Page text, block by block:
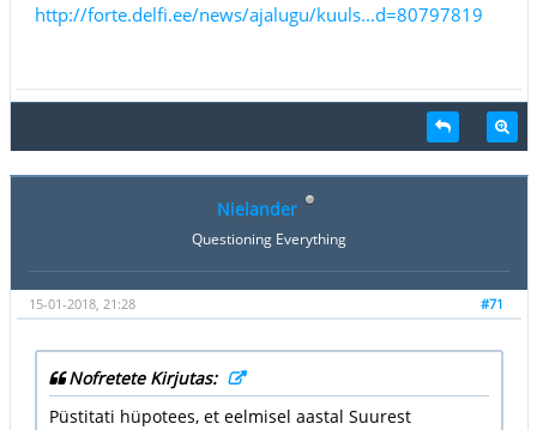
http://forte.delfi.ee/news/ajalugu/kuuls...d=80797819
Nielander
Questioning Everything
#71
15-01-2018, 21:28
Nofretete Kirjutas:
Püstitati hüpotees, et eelmisel aastal Suurest